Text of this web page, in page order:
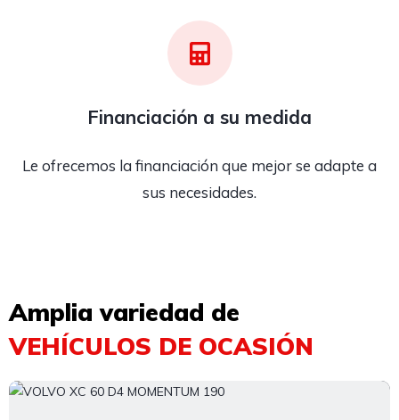
Financiación a su medida
Le ofrecemos la financiación que mejor se adapte a
sus necesidades.
Amplia variedad de
VEHÍCULOS DE OCASIÓN